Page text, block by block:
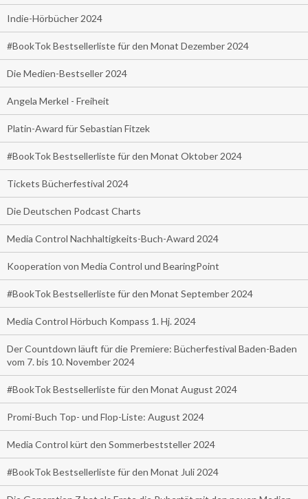
Indie-Hörbücher 2024
#BookTok Bestsellerliste für den Monat Dezember 2024
Die Medien-Bestseller 2024
Angela Merkel - Freiheit
Platin-Award für Sebastian Fitzek
#BookTok Bestsellerliste für den Monat Oktober 2024
Tickets Bücherfestival 2024
Die Deutschen Podcast Charts
Media Control Nachhaltigkeits-Buch-Award 2024
Kooperation von Media Control und BearingPoint
#BookTok Bestsellerliste für den Monat September 2024
Media Control Hörbuch Kompass 1. Hj. 2024
Der Countdown läuft für die Premiere: Bücherfestival Baden-Baden
vom 7. bis 10. November 2024
#BookTok Bestsellerliste für den Monat August 2024
Promi-Buch Top- und Flop-Liste: August 2024
Media Control kürt den Sommerbeststeller 2024
#BookTok Bestsellerliste für den Monat Juli 2024